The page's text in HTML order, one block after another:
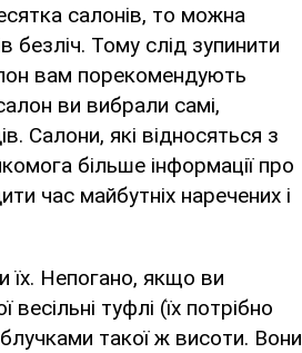
салонів, то можна
безліч. Тому слід зупинити
вам порекомендують
ви вибрали самі,
Салони, які відносяться з
більше інформації про
час майбутніх наречених і
їх. Непогано, якщо ви
туфлі (їх потрібно
такої ж висоти. Вони